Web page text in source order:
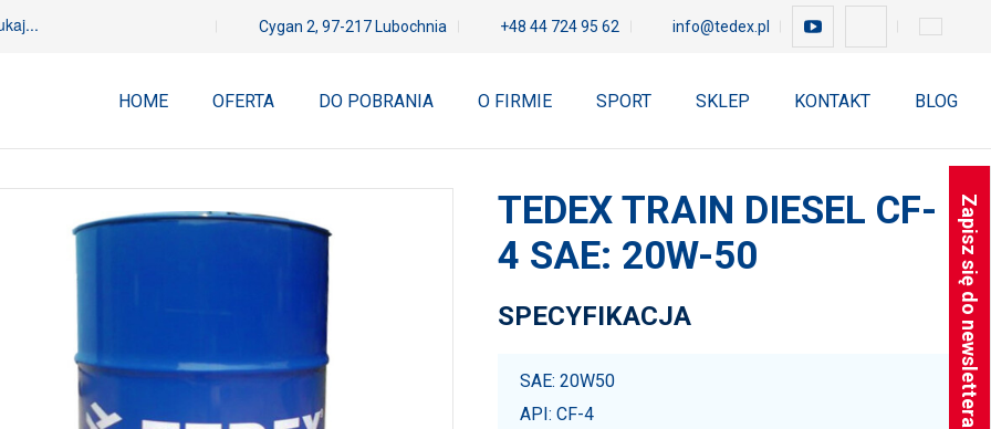
Cygan 2, 97-217 Lubochnia +48 44 724 95 62 info@tedex.pl
HOME OFERTA DO POBRANIA O FIRMIE SPORT SKLEP KONTAKT BLOG
Zapisz się do newslettera
TEDEX TRAIN DIESEL CF-
4 SAE: 20W-50
SPECYFIKACJA
SAE: 20W50
API: CF-4